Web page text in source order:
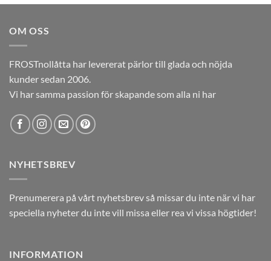
priset priset
OM OSS
FROSTnollåtta har levererat pärlor till glada och nöjda
kunder sedan 2006.
Vi har samma passion för skapande som alla ni har
NYHETSBREV
Prenumerera på vårt nyhetsbrev så missar du inte när vi har
speciella nyheter du inte vill missa eller rea vi vissa högtider!
INFORMATION